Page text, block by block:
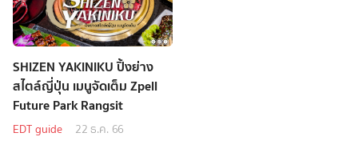
SHIZEN YAKINIKU ปิ้งย่าง
สไตล์ญี่ปุ่น เมนูจัดเต็ม Zpell
Future Park Rangsit
EDT guide 22 ธ.ค. 66